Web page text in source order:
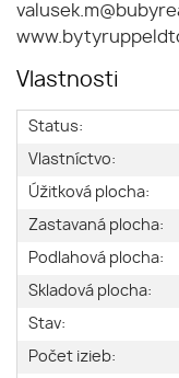
Vlastnosti
Status:
Vlastníctvo:
Úžitková plocha:
Zastavaná plocha:
Podlahová plocha:
Skladová plocha:
Stav:
Počet izieb: